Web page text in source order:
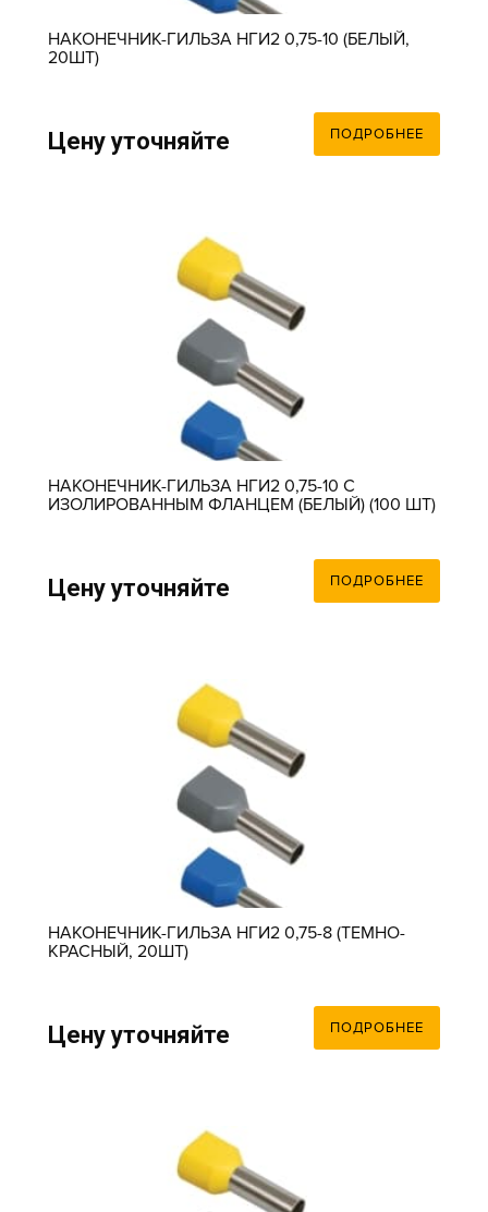
НАКОНЕЧНИК-ГИЛЬЗА НГИ2 0,75-10 (БЕЛЫЙ,
20ШТ)
Цену уточняйте ПОДРОБНЕЕ
НАКОНЕЧНИК-ГИЛЬЗА НГИ2 0,75-10 С
ИЗОЛИРОВАННЫМ ФЛАНЦЕМ (БЕЛЫЙ) (100 ШТ)
Цену уточняйте ПОДРОБНЕЕ
НАКОНЕЧНИК-ГИЛЬЗА НГИ2 0,75-8 (ТЕМНО-
КРАСНЫЙ, 20ШТ)
Цену уточняйте ПОДРОБНЕЕ